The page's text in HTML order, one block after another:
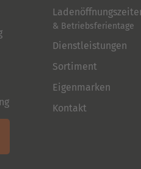
& Betriebsferientage
Dienstleistungen
Sortiment
Eigenmarken
Kontakt